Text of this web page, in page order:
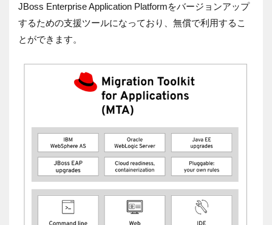
JBoss Enterprise Application Platformをバージョンアップ
するための支援ツールになっており、無償で利用するこ
とができます。